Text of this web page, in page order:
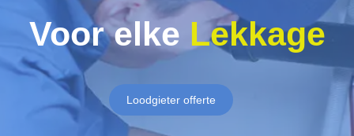
Voor elke Lekkage
Loodgieter offerte